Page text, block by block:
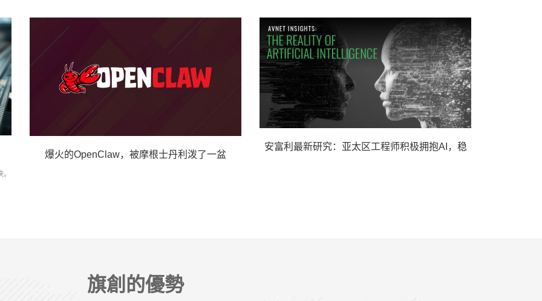
爆火的OpenClaw，被摩根士丹利泼了一盆
安富利最新研究：亚太区工程师积极拥抱AI，稳
旗創的優勢